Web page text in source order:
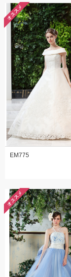
オススメ
EM775
オススメ